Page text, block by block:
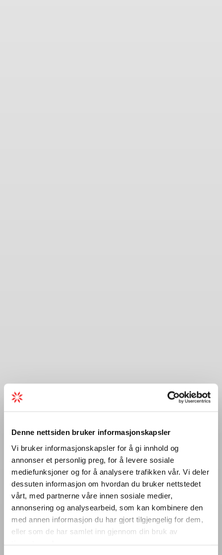
Denne nettsiden bruker informasjonskapsler
Vi bruker informasjonskapsler for å gi innhold og
annonser et personlig preg, for å levere sosiale
mediefunksjoner og for å analysere trafikken vår. Vi deler
dessuten informasjon om hvordan du bruker nettstedet
vårt, med partnerne våre innen sosiale medier,
annonsering og analysearbeid, som kan kombinere den
med annen informasjon du har gjort tilgjengelig for dem,
eller som de har samlet inn gjennom din bruk av